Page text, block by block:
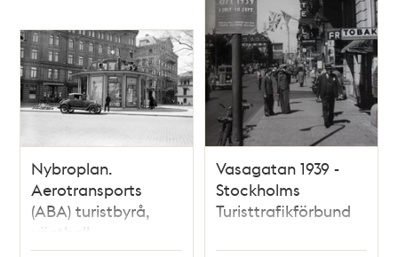
Nybroplan.
Aerotransports
(ABA) turistbyrå,
vänthall
Vasagatan 1939 -
Stockholms
Turisttrafikförbund